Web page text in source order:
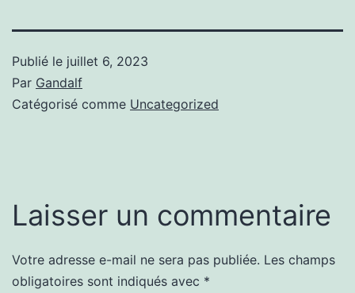
Publié le juillet 6, 2023
Par Gandalf
Catégorisé comme Uncategorized
Laisser un commentaire
Votre adresse e-mail ne sera pas publiée. Les champs
obligatoires sont indiqués avec *